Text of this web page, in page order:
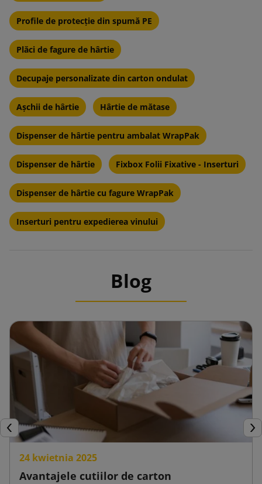
Profile de protecție din spumă PE
Plăci de fagure de hârtie
Decupaje personalizate din carton ondulat
Așchii de hârtie Hârtie de mătase
Dispenser de hârtie pentru ambalat WrapPak
Dispenser de hârtie Fixbox Folii Fixative - Inserturi
Dispenser de hârtie cu fagure WrapPak
Inserturi pentru expedierea vinului
Blog
Inapoi
24 kwietnia 2025
Avantajele cutiilor de carton